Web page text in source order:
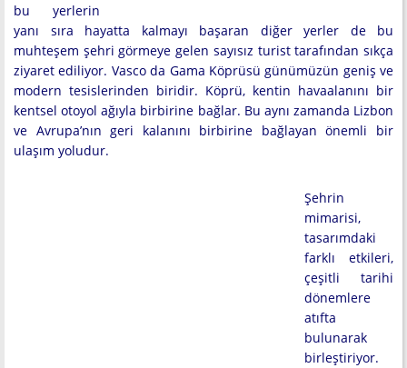
bu yerlerin
yanı sıra hayatta kalmayı başaran diğer yerler de bu
muhteşem şehri görmeye gelen sayısız turist tarafından sıkça
ziyaret ediliyor. Vasco da Gama Köprüsü günümüzün geniş ve
modern tesislerinden biridir. Köprü, kentin havaalanını bir
kentsel otoyol ağıyla birbirine bağlar. Bu aynı zamanda Lizbon
ve Avrupa’nın geri kalanını birbirine bağlayan önemli bir
ulaşım yoludur.
Şehrin
mimarisi,
tasarımdaki
farklı etkileri,
çeşitli tarihi
dönemlere
atıfta
bulunarak
birleştiriyor.